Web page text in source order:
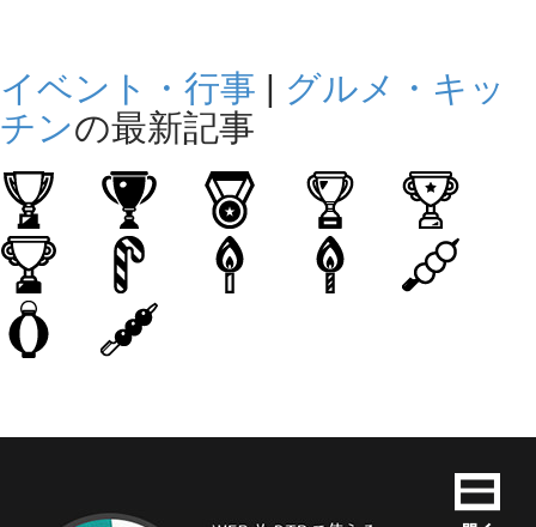
イベント・行事 | グルメ・キッ
チンの最新記事